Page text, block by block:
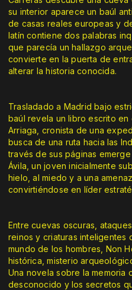
su interior aparece un baúl
de casas reales europeas y
latín contiene dos palabras
que parecía un hallazgo
convierte en la puerta de
alterar la historia conocida.
Trasladado a Madrid bajo
baúl revela un libro escrito
Arriaga, cronista de una
busca de una ruta hacia las
través de sus páginas
Ávila, un joven inicialmente
hielo, al miedo y a una
convirtiéndose en líder
Entre cuevas oscuras,
reinos y criaturas
mundo de los hombres, Non
histórica, misterio
Una novela sobre la memoria
desconocido y los secretos